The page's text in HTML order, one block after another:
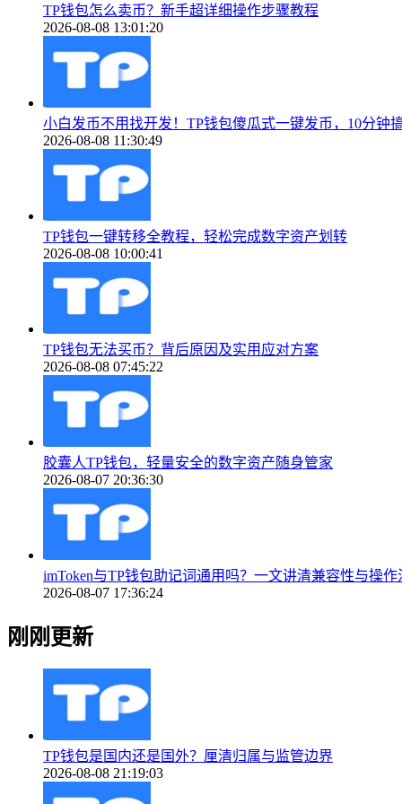
TP钱包怎么卖币？新手超详细操作步骤教程
2026-08-08 13:01:20
小白发币不用找开发！TP钱包傻瓜式一键发币，10分钟
2026-08-08 11:30:49
TP钱包一键转移全教程，轻松完成数字资产划转
2026-08-08 10:00:41
TP钱包无法买币？背后原因及实用应对方案
2026-08-08 07:45:22
胶囊人TP钱包，轻量安全的数字资产随身管家
2026-08-07 20:36:30
imToken与TP钱包助记词通用吗？一文讲清兼容性与操作
2026-08-07 17:36:24
刚刚更新
TP钱包是国内还是国外？厘清归属与监管边界
2026-08-08 21:19:03